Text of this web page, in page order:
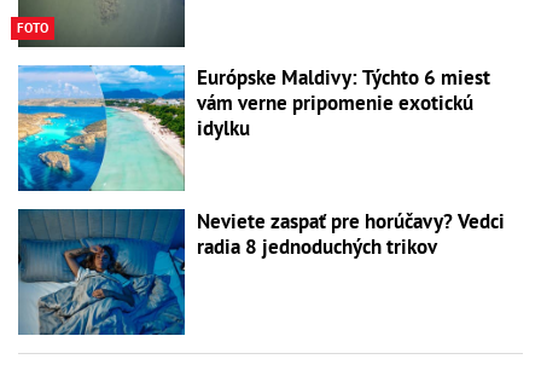
FOTO
Európske Maldivy: Týchto 6 miest
vám verne pripomenie exotickú
idylku
Neviete zaspať pre horúčavy? Vedci
radia 8 jednoduchých trikov